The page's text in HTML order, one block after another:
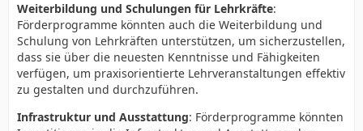
Verehrte Fraktion der Liste KDP, wie ich eingangs bereits
sagte, schätze ich und die Landesregerierung die
grundsätzliche Initiative für das Thema. Doch konkret
bietet der vorliegende Antrag leider keine handfesten
Änderungen. Ich verweise dabei auf ihre initiale
Weiterbildung und Schulungen für Lehrkräfte:
Förderprogramme könnten auch die Weiterbildung und
Schulung von Lehrkräften unterstützen, um sicherzustellen,
dass sie über die neuesten Kenntnisse und Fähigkeiten
verfügen, um praxisorientierte Lehrveranstaltungen effektiv
zu gestalten und durchzuführen.
Infrastruktur und Ausstattung: Förderprogramme könnten